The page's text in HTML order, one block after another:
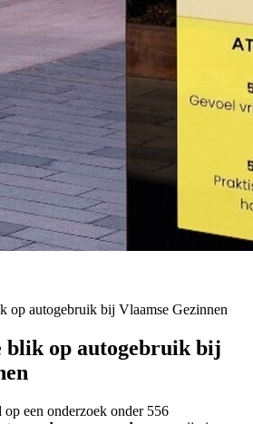
op autogebruik bij Vlaamse Gezinnen
blik op autogebruik bij
een onderzoek onder 556